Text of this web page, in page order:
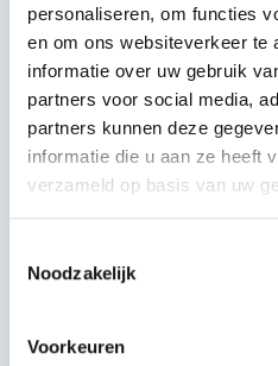
personaliseren, om functies
en om ons websiteverkeer te
informatie over uw gebruik
partners voor social media,
partners kunnen deze
informatie die u aan ze heeft
verzameld op basis van uw
Noodzakelijk
Voorkeuren
In 2026 zijn er zeilweken
week 28 06 juli t/m 10
week 29 13 juli t/m 17
week 32 03 aug t/m 07
week 33 10 aug t/m 14
Prijzen
1 week zomerzeilen:
Boekt u samen met een
vriendin of is uw kind al lid